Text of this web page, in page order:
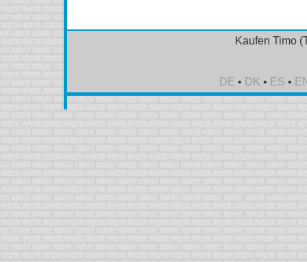
Kaufen Timo
DE • DK • ES •